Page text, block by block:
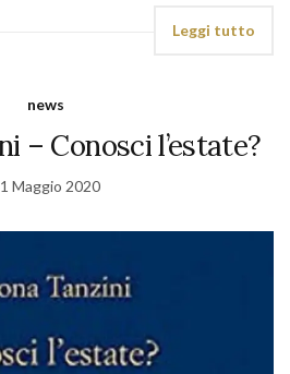
Leggi tutto
news
– Conosci l’estate?
Maggio 2020